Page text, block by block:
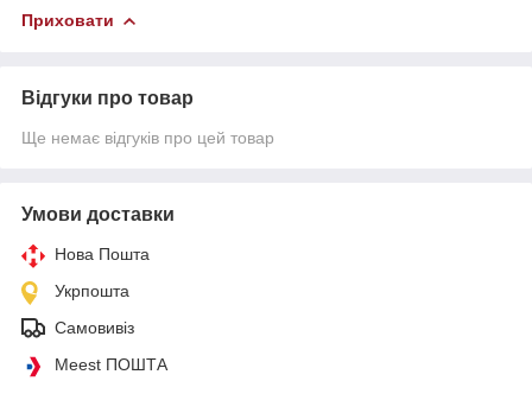
Приховати
Відгуки про товар
Ще немає відгуків про цей товар
Умови доставки
Нова Пошта
Укрпошта
Самовивіз
Meest ПОШТА